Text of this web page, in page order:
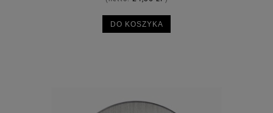
DO KOSZYKA